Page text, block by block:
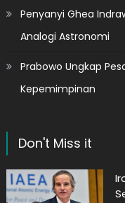
Penyanyi Ghea
Analogi Astronomi
Prabowo Ungkap
Kepemimpinan
Don't Miss it